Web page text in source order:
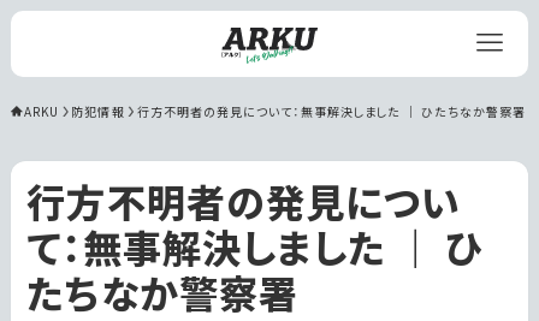
ARKU 防犯情報 行方不明者の発見について：無事解決しました ｜ ひたちなか警察署
行方不明者の発見につい
て：無事解決しました ｜ ひ
たちなか警察署